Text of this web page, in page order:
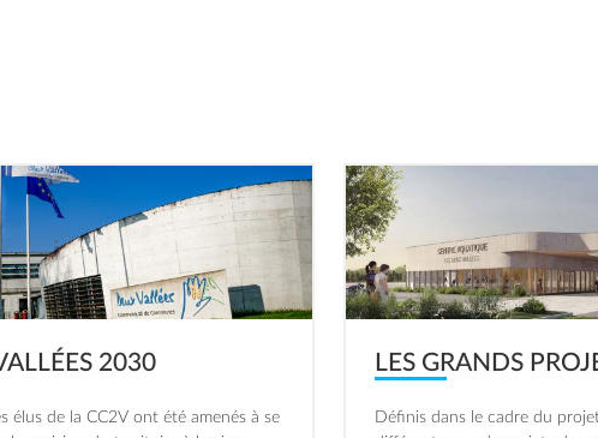
2030
élus de la CC2V ont été amenés à se
Image
LES GRANDS
Définis dans le cadre du